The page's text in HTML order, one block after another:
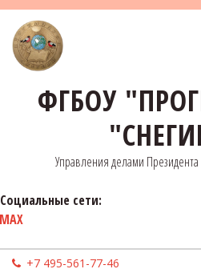
ФГБОУ
Управления делами
Социальные сети:
MAX
+7 495-561-77-46